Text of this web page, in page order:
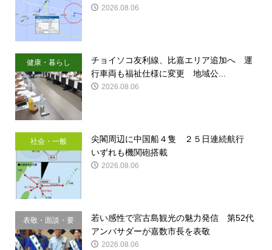
2026.08.06
健康・暮らし
チョイソコ友利線、比嘉エリア追加へ 運
行車両も福祉仕様に変更 地域公...
2026.08.06
社会・一般
尖閣周辺に中国船４隻 ２５日連続航行
いずれも機関砲搭載
2026.08.06
表敬・面談・要
請
若い感性で宮古島観光の魅力発信 第52代
アンバサダーが嘉数市長を表敬
2026.08.06